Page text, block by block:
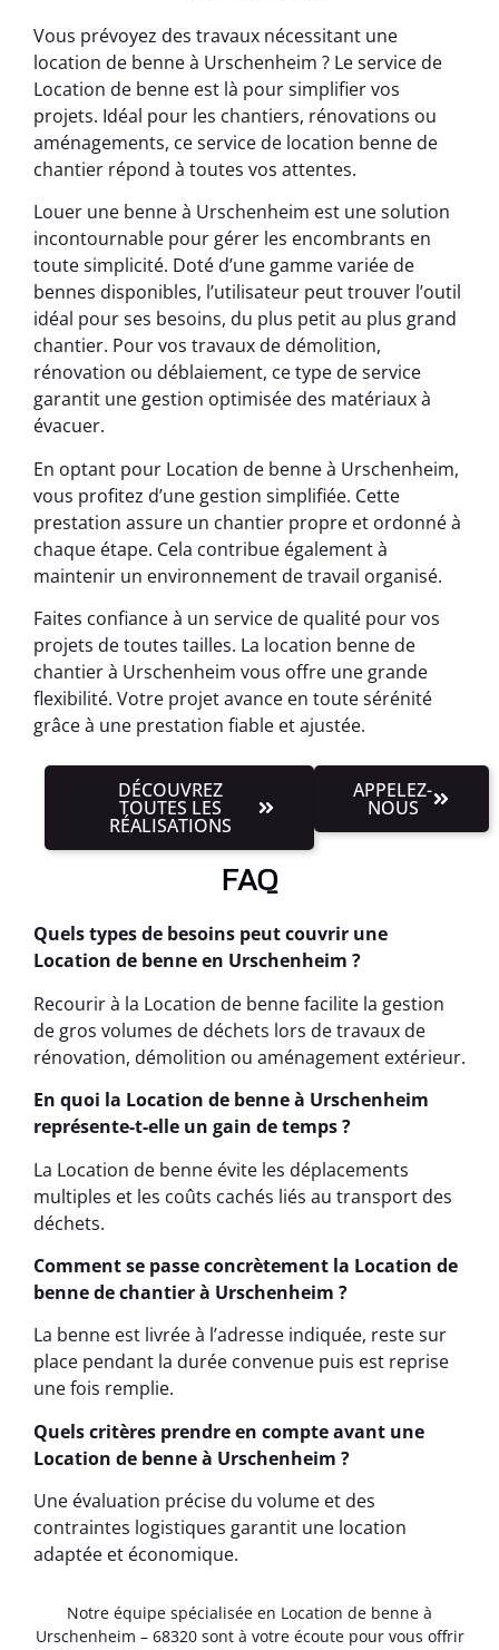
Vous prévoyez des travaux nécessitant une
location de benne à Urschenheim ? Le service de
Location de benne est là pour simplifier vos
projets. Idéal pour les chantiers, rénovations ou
aménagements, ce service de location benne de
chantier répond à toutes vos attentes.
Louer une benne à Urschenheim est une solution
incontournable pour gérer les encombrants en
toute simplicité. Doté d’une gamme variée de
bennes disponibles, l’utilisateur peut trouver l’outil
idéal pour ses besoins, du plus petit au plus grand
chantier. Pour vos travaux de démolition,
rénovation ou déblaiement, ce type de service
garantit une gestion optimisée des matériaux à
évacuer.
En optant pour Location de benne à Urschenheim,
vous profitez d’une gestion simplifiée. Cette
prestation assure un chantier propre et ordonné à
chaque étape. Cela contribue également à
maintenir un environnement de travail organisé.
Faites confiance à un service de qualité pour vos
projets de toutes tailles. La location benne de
chantier à Urschenheim vous offre une grande
flexibilité. Votre projet avance en toute sérénité
grâce à une prestation fiable et ajustée.
DÉCOUVREZ
TOUTES LES
RÉALISATIONS
APPELEZ-
NOUS
FAQ
Quels types de besoins peut couvrir une
Location de benne en Urschenheim ?
Recourir à la Location de benne facilite la gestion
de gros volumes de déchets lors de travaux de
rénovation, démolition ou aménagement extérieur.
En quoi la Location de benne à Urschenheim
représente-t-elle un gain de temps ?
La Location de benne évite les déplacements
multiples et les coûts cachés liés au transport des
déchets.
Comment se passe concrètement la Location de
benne de chantier à Urschenheim ?
La benne est livrée à l’adresse indiquée, reste sur
place pendant la durée convenue puis est reprise
une fois remplie.
Quels critères prendre en compte avant une
Location de benne à Urschenheim ?
Une évaluation précise du volume et des
contraintes logistiques garantit une location
adaptée et économique.
Notre équipe spécialisée en Location de benne à
Urschenheim – 68320 sont à votre écoute pour vous offrir